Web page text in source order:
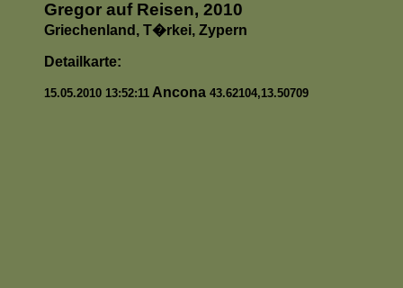
Gregor auf Reisen, 2010
Griechenland, T�rkei, Zypern
Detailkarte:
15.05.2010 13:52:11 Ancona 43.62104,13.50709